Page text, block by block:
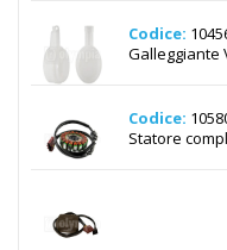
Codice:
Galleggiante
Codice:
Statore